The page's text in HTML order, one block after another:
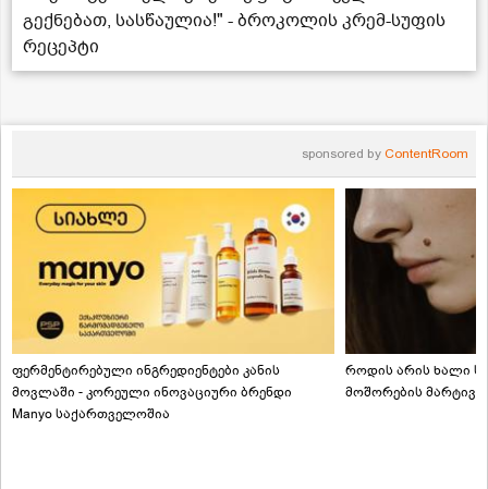
გექნებათ, სასწაულია!" - ბროკოლის კრემ-სუფის
რეცეპტი
sponsored by ContentRoom
ფერმენტირებული ინგრედიენტები კანის
მოვლაში - კორეული ინოვაციური ბრენდი
Manyo საქართველოშია
როდის არის ხალი
მოშორების